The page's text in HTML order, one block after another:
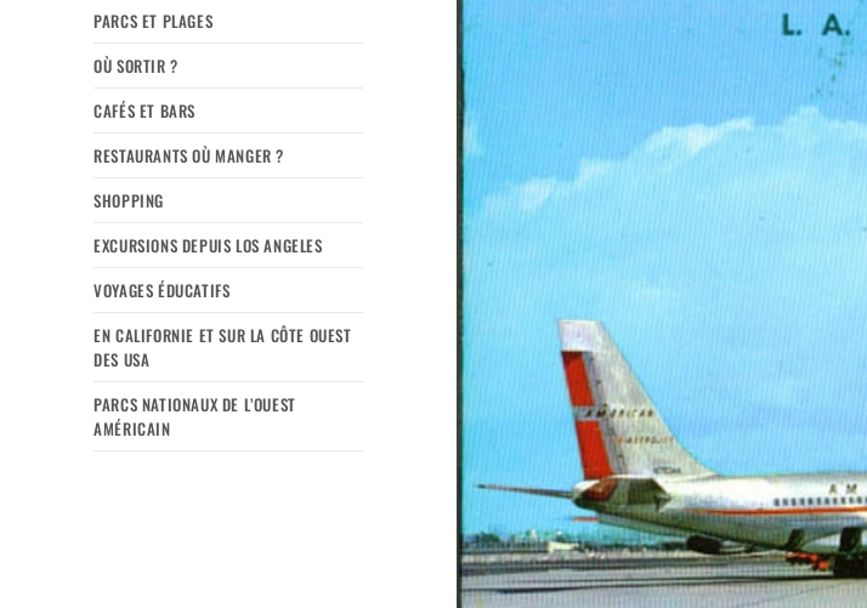
PARCS ET PLAGES
OÙ SORTIR ?
CAFÉS ET BARS
RESTAURANTS OÙ MANGER ?
SHOPPING
EXCURSIONS DEPUIS LOS ANGELES
VOYAGES ÉDUCATIFS
EN CALIFORNIE ET SUR LA CÔTE OUEST
DES USA
PARCS NATIONAUX DE L’OUEST
AMÉRICAIN